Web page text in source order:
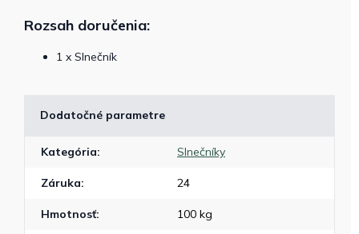
Rozsah doručenia:
1 x Slnečník
Dodatočné parametre
Kategória: Slnečníky
Záruka: 24
Hmotnosť: 100 kg